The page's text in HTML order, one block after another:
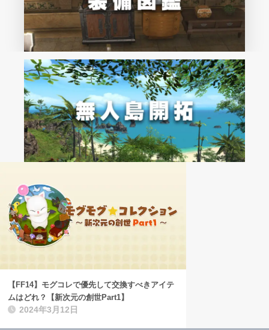
【FF14】モグコレで優先して交換すべきアイテ
ムはどれ？【新次元の創世Part1】
2024年3月12日